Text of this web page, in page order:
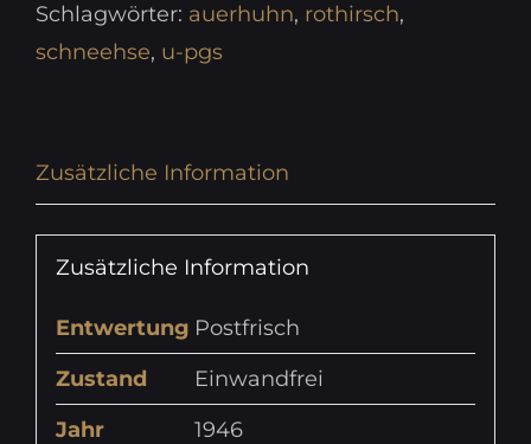
Schlagwörter: auerhuhn, rothirsch,
schneehse, u-pgs
Zusätzliche Information
Zusätzliche Information
Entwertung Postfrisch
Zustand
Einwandfrei
Jahr
1946